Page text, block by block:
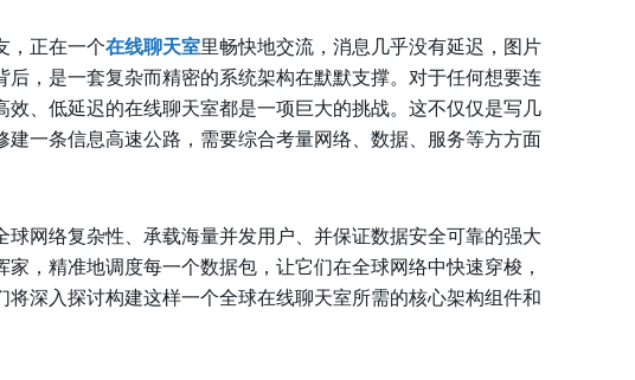
，正在一个在线聊天室里畅快地交流，消息几乎没有延迟，图片
，是一套复杂而精密的系统架构在默默支撑。对于任何想要连
、低延迟的在线聊天室都是一项巨大的挑战。这不仅仅是写几
一条信息高速公路，需要综合考量网络、数据、服务等方方面
网络复杂性、承载海量并发用户、并保证数据安全可靠的强大
，精准地调度每一个数据包，让它们在全球网络中快速穿梭，
深入探讨构建这样一个全球在线聊天室所需的核心架构组件和